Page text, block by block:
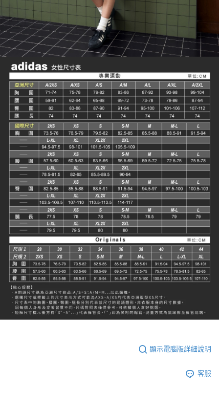
顯示電腦版詳細說明
客服